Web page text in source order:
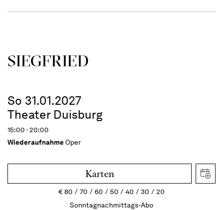
SIEG­FRIED
So 31.01.2027
Theater Duisburg
15:00 - 20:00
WiederaufnahmeOper
Karten
€80 70 60 50 40 30
20
Sonntagnachmittags-Abo